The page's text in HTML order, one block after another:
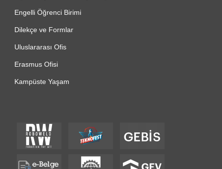
Engelli Öğrenci Birimi
Dilekçe ve Formlar
Uluslararası Ofis
Erasmus Ofisi
Kampüste Yaşam